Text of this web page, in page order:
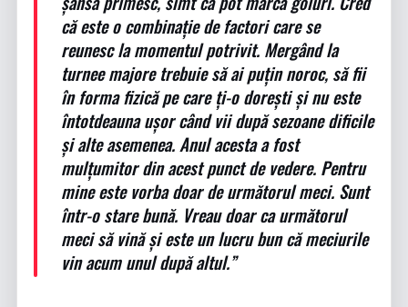
că este o combinație de factori care se
reunesc la momentul potrivit. Mergând la
turnee majore trebuie să ai puțin noroc, să fii
în forma fizică pe care ți-o dorești și nu este
întotdeauna ușor când vii după sezoane dificile
și alte asemenea. Anul acesta a fost
mulțumitor din acest punct de vedere. Pentru
mine este vorba doar de următorul meci. Sunt
într-o stare bună. Vreau doar ca următorul
meci să vină și este un lucru bun că meciurile
vin acum unul după altul.”